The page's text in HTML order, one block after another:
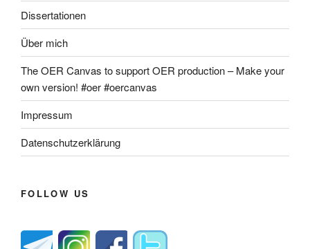
Dissertationen
Über mich
The OER Canvas to support OER production – Make your
own version! #oer #oercanvas
Impressum
Datenschutzerklärung
FOLLOW US